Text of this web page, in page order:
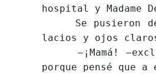
hospital y Madame
Se pusieron de
lacios y ojos
−¡Mamá!
porque pensé que